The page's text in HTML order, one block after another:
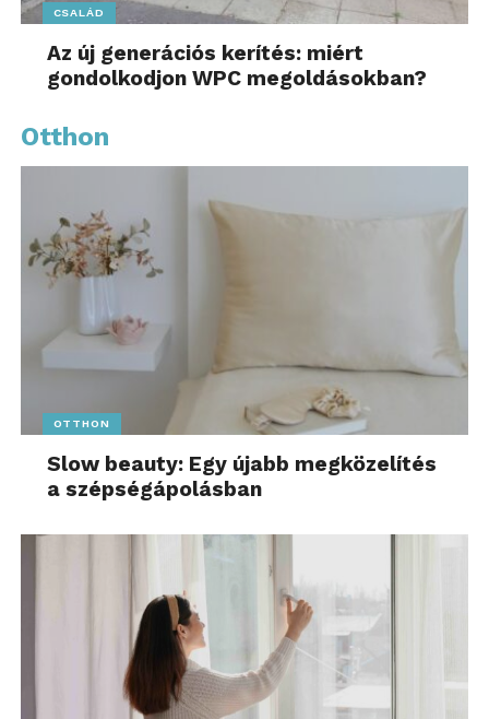
CSALÁD
Az új generációs kerítés: miért
gondolkodjon WPC megoldásokban?
Otthon
OTTHON
Slow beauty: Egy újabb megközelítés
a szépségápolásban